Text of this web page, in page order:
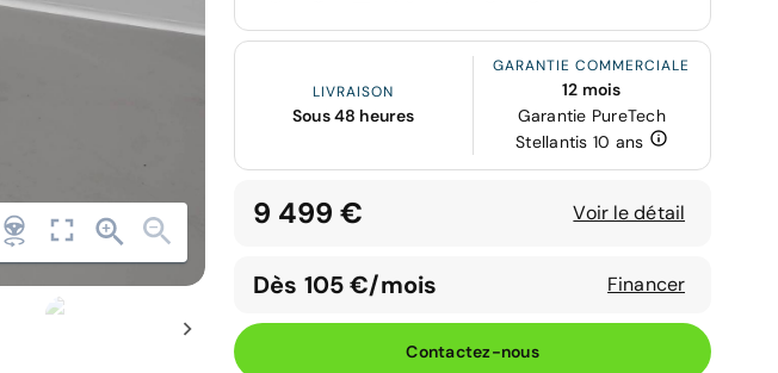
LIVRAISON
Sous 48 heures
GARANTIE COMMERCIALE
12 mois
Garantie PureTech
Stellantis 10 ans
9 499 € Voir le détail
Dès 105 €/mois Financer
Contactez-nous